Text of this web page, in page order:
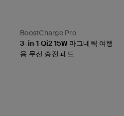
BoostCharge Pro
3-in-1 Qi2 15W 마그네틱 여행
용 무선 충전 패드